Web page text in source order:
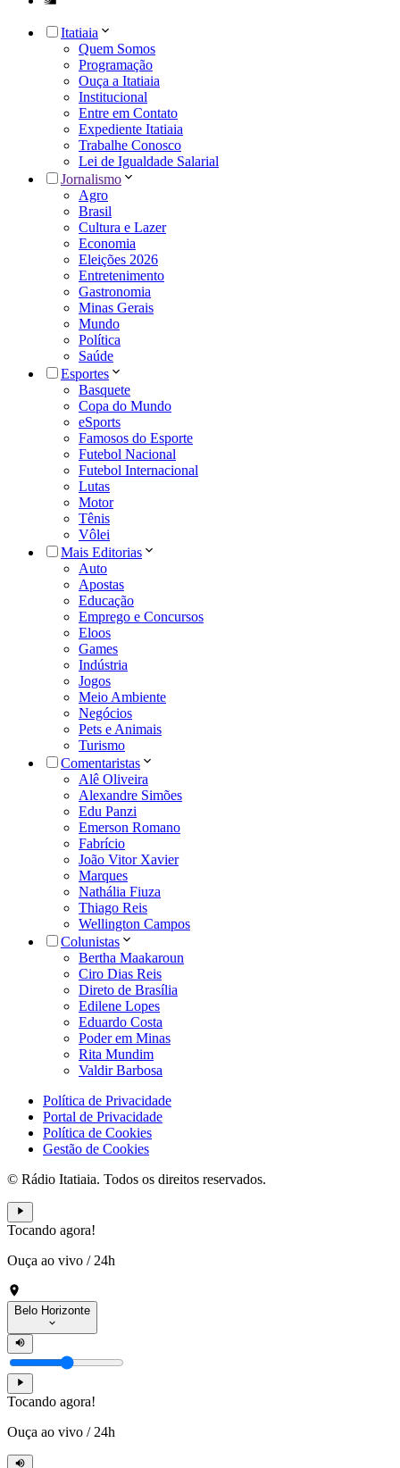
Itatiaia
Quem Somos
Programação
Ouça a Itatiaia
Institucional
Entre em Contato
Expediente Itatiaia
Trabalhe Conosco
Lei de Igualdade Salarial
Jornalismo
Agro
Brasil
Cultura e Lazer
Economia
Eleições 2026
Entretenimento
Gastronomia
Minas Gerais
Mundo
Política
Saúde
Esportes
Basquete
Copa do Mundo
eSports
Famosos do Esporte
Futebol Nacional
Futebol Internacional
Lutas
Motor
Tênis
Vôlei
Mais Editorias
Auto
Apostas
Educação
Emprego e Concursos
Eloos
Games
Indústria
Jogos
Meio Ambiente
Negócios
Pets e Animais
Turismo
Comentaristas
Alê Oliveira
Alexandre Simões
Edu Panzi
Emerson Romano
Fabrício
João Vitor Xavier
Marques
Nathália Fiuza
Thiago Reis
Wellington Campos
Colunistas
Bertha Maakaroun
Ciro Dias Reis
Direto de Brasília
Edilene Lopes
Eduardo Costa
Poder em Minas
Rita Mundim
Valdir Barbosa
Política de Privacidade
Portal de Privacidade
Política de Cookies
Gestão de Cookies
© Rádio Itatiaia. Todos os direitos reservados.
Tocando agora!
Ouça ao vivo / 24h
Belo Horizonte
Tocando agora!
Ouça ao vivo / 24h